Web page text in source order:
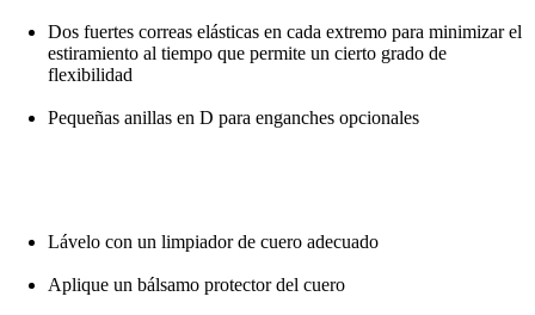
Dos fuertes correas elásticas en cada extremo para minimizar el
estiramiento al tiempo que permite un cierto grado de
flexibilidad
Pequeñas anillas en D para enganches opcionales
Lávelo con un limpiador de cuero adecuado
Aplique un bálsamo protector del cuero